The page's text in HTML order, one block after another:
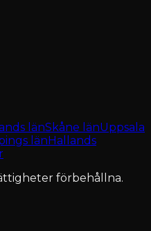
länSkåne länUppsala
länHallands
förbehållna.